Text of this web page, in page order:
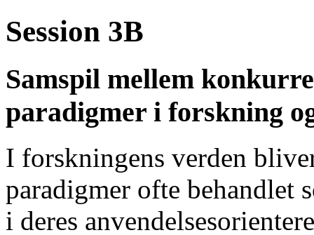
Session 3B
Samspil mellem
paradigmer i forskning
I forskningens verden
paradigmer ofte behandlet
i deres